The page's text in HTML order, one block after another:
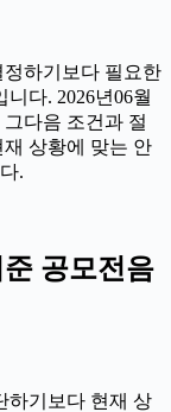
하기보다 필요한
다. 2026년06월
다음 조건과 절
상황에 맞는 안
.
준 공모전음
하기보다 현재 상